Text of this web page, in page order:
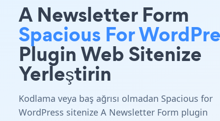
A Newsletter Form
Spacious For
Plugin Web Sitenize
Yerleştirin
Kodlama veya baş ağrısı olmadan Spacious for
WordPress sitenize A Newsletter Form plugin